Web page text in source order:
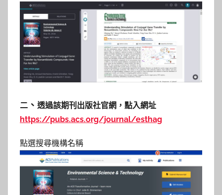
二 、 透過該期刊出版社官網，點入網址
https://pubs.acs.org/journal/esthag
點選搜尋機構名稱